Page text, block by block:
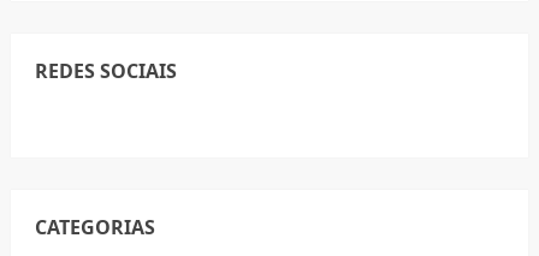
REDES SOCIAIS
CATEGORIAS